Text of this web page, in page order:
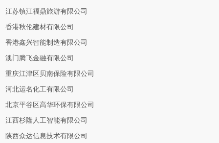
江苏镇江福鼎旅游有限公司
香港秋伦建材有限公司
香港鑫兴智能制造有限公司
澳门腾飞金融有限公司
重庆江津区贝南保险有限公司
河北运名化工有限公司
北京平谷区高华环保有限公司
江西杉隆人工智能有限公司
陕西众达信息技术有限公司